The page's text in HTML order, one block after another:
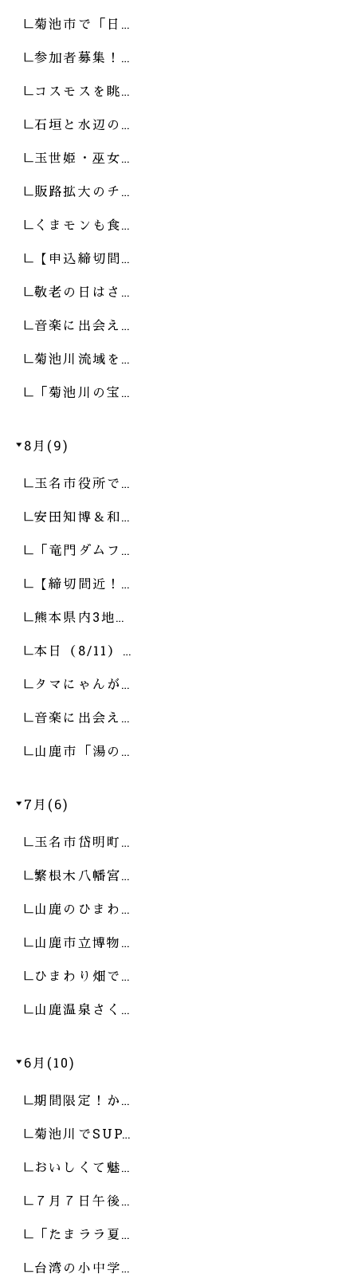
菊池市で「日…
参加者募集！…
コスモスを眺…
石垣と水辺の…
玉世姫・巫女…
販路拡大のチ…
くまモンも食…
【申込締切間…
敬老の日はさ…
音楽に出会え…
菊池川流域を…
「菊池川の宝…
8月(9)
玉名市役所で…
安田知博＆和…
「竜門ダムフ…
【締切間近！…
熊本県内3地…
本日（8/11）…
タマにゃんが…
音楽に出会え…
山鹿市「湯の…
7月(6)
玉名市岱明町…
繁根木八幡宮…
山鹿のひまわ…
山鹿市立博物…
ひまわり畑で…
山鹿温泉さく…
6月(10)
期間限定！か…
菊池川でSUP…
おいしくて魅…
７月７日午後…
「たまララ夏…
台湾の小中学…